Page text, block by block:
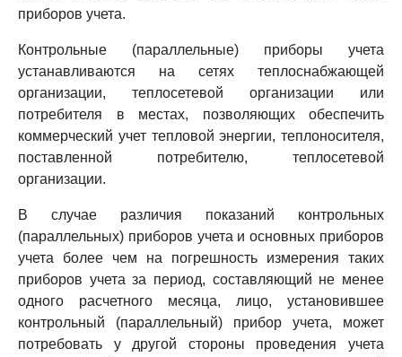
приборов учета.
Контрольные (параллельные) приборы учета
устанавливаются на сетях теплоснабжающей
организации, теплосетевой организации или
потребителя в местах, позволяющих обеспечить
коммерческий учет тепловой энергии, теплоносителя,
поставленной потребителю, теплосетевой
организации.
В случае различия показаний контрольных
(параллельных) приборов учета и основных приборов
учета более чем на погрешность измерения таких
приборов учета за период, составляющий не менее
одного расчетного месяца, лицо, установившее
контрольный (параллельный) прибор учета, может
потребовать у другой стороны проведения учета